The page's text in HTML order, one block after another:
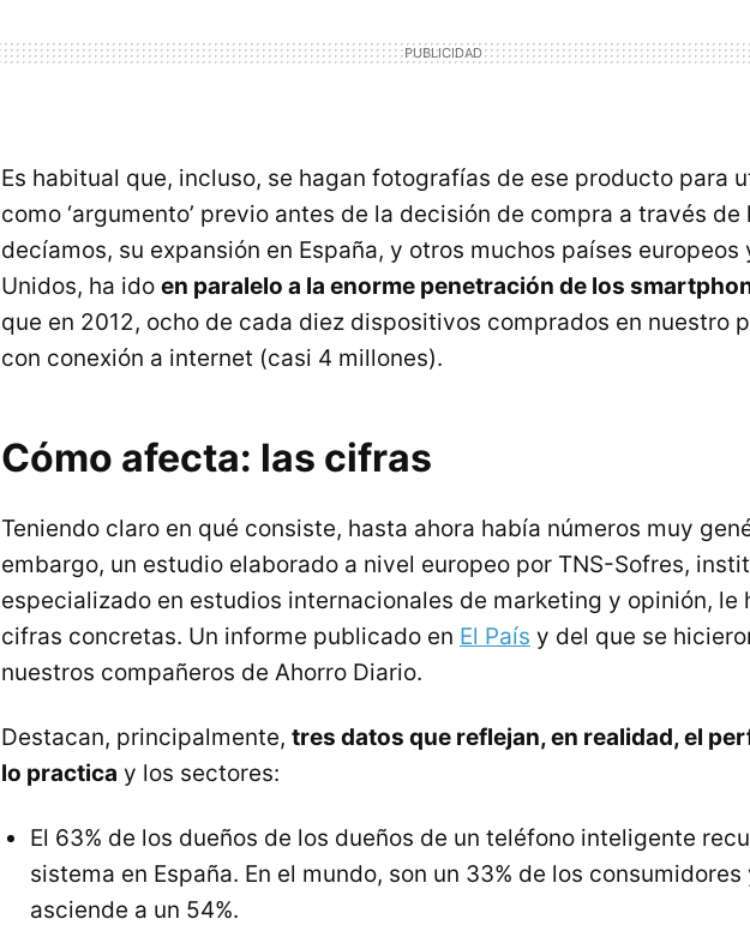
Es habitual que, incluso, se hagan fotografías de ese producto para
como ‘argumento’ previo antes de la decisión de compra a través de
decíamos, su expansión en España, y otros muchos países europeos
Unidos, ha ido en paralelo a la enorme penetración de los
que en 2012, ocho de cada diez dispositivos comprados en nuestro
con conexión a internet (casi 4 millones).
Cómo afecta: las cifras
Teniendo claro en qué consiste, hasta ahora había números muy
embargo, un estudio elaborado a nivel europeo por TNS-Sofres,
especializado en estudios internacionales de marketing y opinión, le
cifras concretas. Un informe publicado en El País y del que se
nuestros compañeros de Ahorro Diario.
Destacan, principalmente, tres datos que reflejan, en realidad, el
lo practica y los sectores:
El 63% de los dueños de los dueños de un teléfono inteligente
sistema en España. En el mundo, son un 33% de los consumidores
asciende a un 54%.